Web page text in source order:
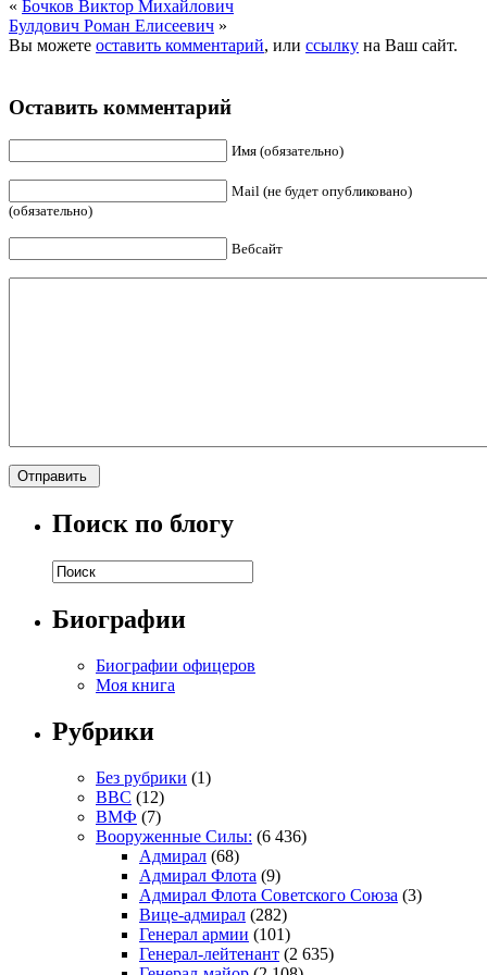
« Бочков Виктор Михайлович
Булдович Роман Елисеевич »
Вы можете оставить комментарий, или ссылку на Ваш сайт.
Оставить комментарий
Имя (обязательно)
Mail (не будет опубликовано)
(обязательно)
Вебсайт
Поиск по блогу
Биографии
Биографии офицеров
Моя книга
Рубрики
Без рубрики (1)
ВВС (12)
ВМФ (7)
Вооруженные Силы: (6 436)
Адмирал (68)
Адмирал Флота (9)
Адмирал Флота Советского Союза (3)
Вице-адмирал (282)
Генерал армии (101)
Генерал-лейтенант (2 635)